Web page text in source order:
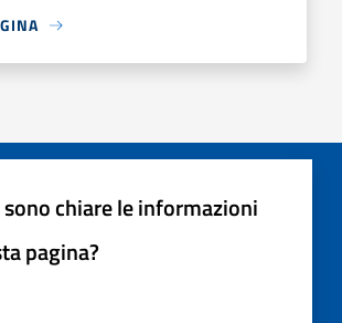
chiare le informazioni
pagina?